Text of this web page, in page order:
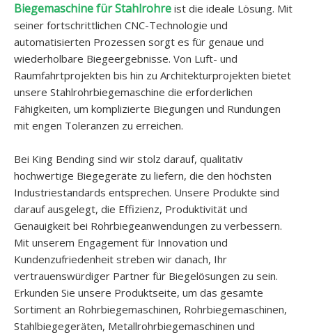
Biegemaschine für Stahlrohre ist die ideale Lösung. Mit
seiner fortschrittlichen CNC-Technologie und
automatisierten Prozessen sorgt es für genaue und
wiederholbare Biegeergebnisse. Von Luft- und
Raumfahrtprojekten bis hin zu Architekturprojekten bietet
unsere Stahlrohrbiegemaschine die erforderlichen
Fähigkeiten, um komplizierte Biegungen und Rundungen
mit engen Toleranzen zu erreichen.
Bei King Bending sind wir stolz darauf, qualitativ
hochwertige Biegegeräte zu liefern, die den höchsten
Industriestandards entsprechen. Unsere Produkte sind
darauf ausgelegt, die Effizienz, Produktivität und
Genauigkeit bei Rohrbiegeanwendungen zu verbessern.
Mit unserem Engagement für Innovation und
Kundenzufriedenheit streben wir danach, Ihr
vertrauenswürdiger Partner für Biegelösungen zu sein.
Erkunden Sie unsere Produktseite, um das gesamte
Sortiment an Rohrbiegemaschinen, Rohrbiegemaschinen,
Stahlbiegegeräten, Metallrohrbiegemaschinen und